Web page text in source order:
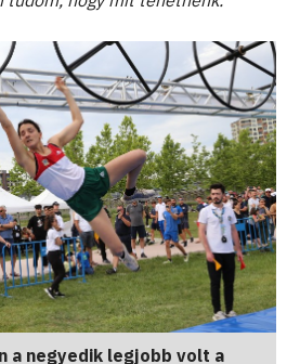
a negyedik legjobb volt a